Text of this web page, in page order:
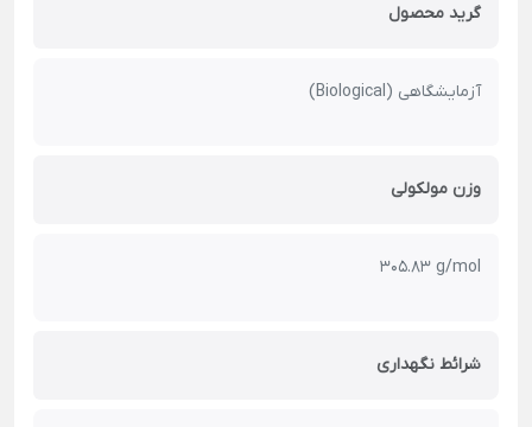
گرید محصول
آزمایشگاهی (Biological)
وزن مولکولی
305.83 g/mol
شرائط نگهداری